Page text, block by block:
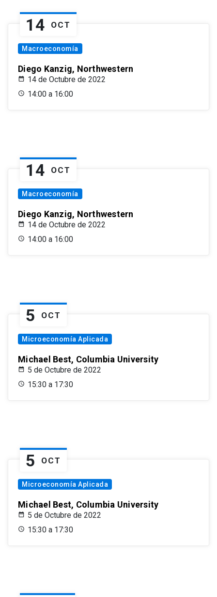
14 OCT
Macroeconomía
Diego Kanzig, Northwestern
14 de Octubre de 2022
14:00 a 16:00
14 OCT
Macroeconomía
Diego Kanzig, Northwestern
14 de Octubre de 2022
14:00 a 16:00
5 OCT
Microeconomía Aplicada
Michael Best, Columbia University
5 de Octubre de 2022
15:30 a 17:30
5 OCT
Microeconomía Aplicada
Michael Best, Columbia University
5 de Octubre de 2022
15:30 a 17:30